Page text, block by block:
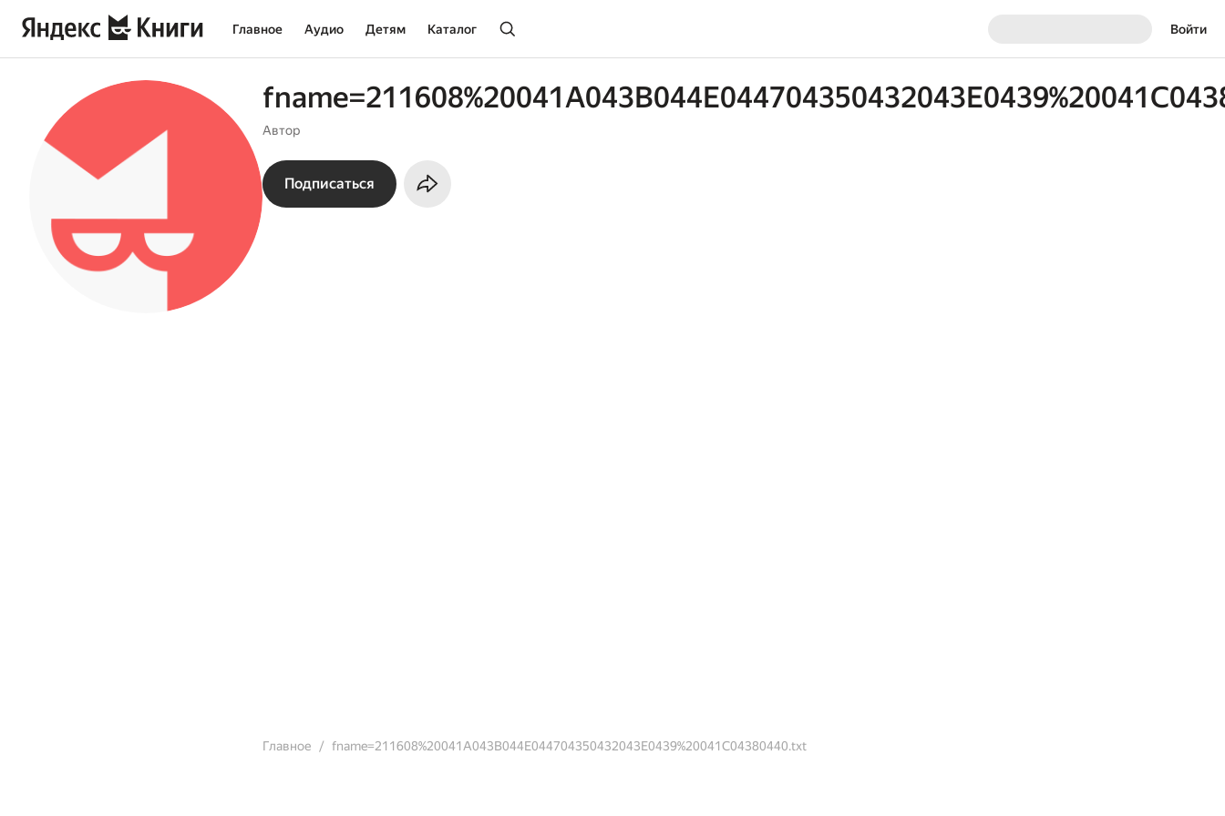
Главное Аудио Детям Каталог Войти
Автор
Подписаться
Главное fname=211608%20041A043B044E044704350432043E0439%20041C04380440.txt